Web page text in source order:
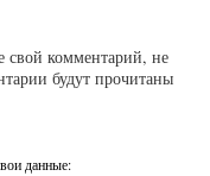
свой комментарий, не
будут прочитаны
данные: